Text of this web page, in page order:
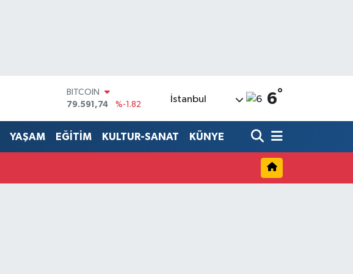
BITCOIN
79.591,74
%-1.82
45,43620
EURO
53,38690
%0.19
İstanbul 6°
YAŞAM EĞİTİM KULTUR-SANAT KÜNYE